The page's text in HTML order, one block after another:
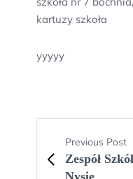
kartuzy szkoła
yyyyy
Previous Post
Zespół
Nysie